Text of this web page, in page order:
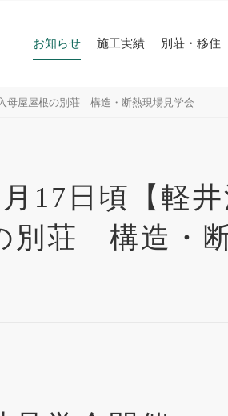
お知らせ 施工実績 別荘・移住
母屋屋根の別荘 構造・断熱現場見学会
17日頃【軽
別荘 構造・